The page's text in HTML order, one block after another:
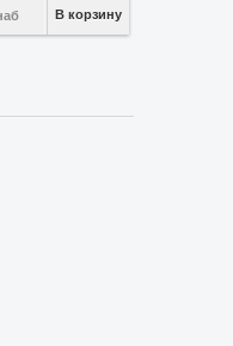
В корзину